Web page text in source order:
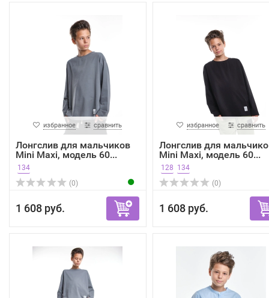
избранное сравнить
Лонгслив для мальчиков
Mini Maxi, модель 60...
134
(0)
1 608 руб.
избранное сравнить
Лонгслив для
Mini Maxi, модель 60...
128 134
(0)
1 608 руб.